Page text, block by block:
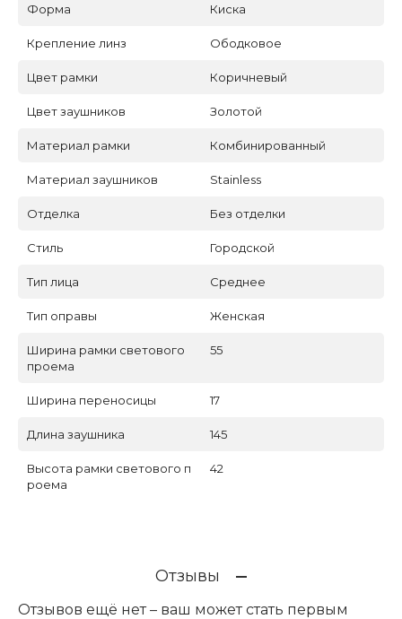
Форма Киска
Крепление линз Ободковое
Цвет рамки Коричневый
Цвет заушников Золотой
Материал рамки Комбинированный
Материал заушников Stainless
Отделка Без отделки
Стиль Городской
Тип лица Среднее
Тип оправы Женская
Ширина рамки светового
проема
55
Ширина переносицы 17
Длина заушника 145
Высота рамки светового п
роема
42
Отзывы
Отзывов ещё нет – ваш может стать первым